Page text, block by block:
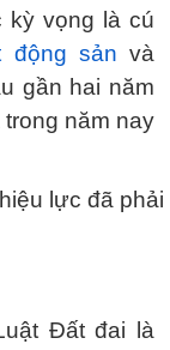
kỳ vọng là cú
động sản và
gần hai năm
năm nay
Đất đai là